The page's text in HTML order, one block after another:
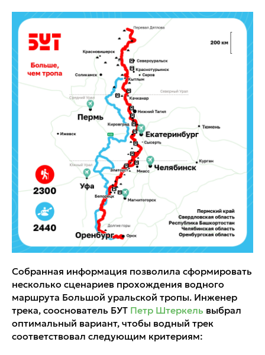
Собранная информация позволила сформировать
несколько сценариев прохождения водного
маршрута Большой уральской тропы. Инженер
трека, сооснователь БУТ Петр Штеркель выбрал
оптимальный вариант, чтобы водный трек
соответствовал следующим критериям: